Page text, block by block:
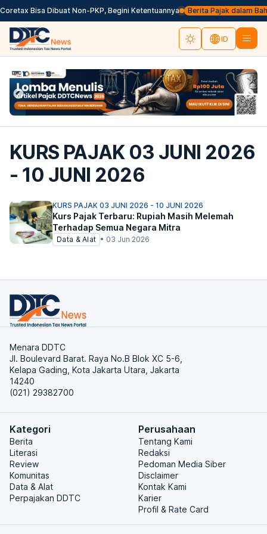
Bisa Dibuat Non-PKP, Begini Ketentuannya Berita Pajak dalam
ID
KURS PAJAK 03 JUNI 2026
- 10 JUNI 2026
KURS PAJAK 03 JUNI 2026 - 10 JUNI 2026
Kurs Pajak Terbaru: Rupiah Masih Melemah
Terhadap Semua Negara Mitra
Data & Alat • 03 Jun 2026
Menara DDTC
Jl. Boulevard Barat. Raya No.B Blok XC 5-6,
Kelapa Gading, Kota Jakarta Utara, Jakarta
14240
(021) 29382700
Kategori
Berita
Literasi
Review
Komunitas
Data & Alat
Perpajakan DDTC
Perusahaan
Tentang Kami
Redaksi
Pedoman Media Siber
Disclaimer
Kontak Kami
Karier
Profil & Rate Card